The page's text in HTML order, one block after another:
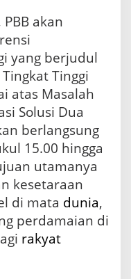
PBB akan
yang berjudul
Tinggi
atas Masalah
Solusi Dua
berlangsung
15.00 hingga
utamanya
kesetaraan
di mata dunia,
perdamaian di
rakyat